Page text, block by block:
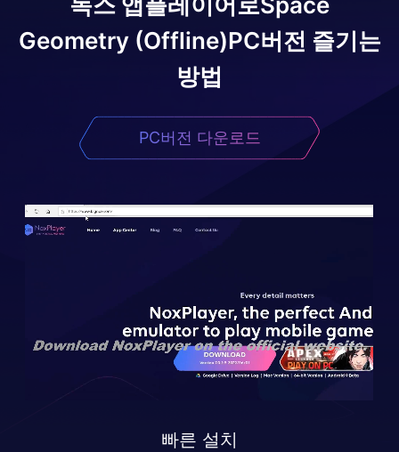
Geometry (Offline)PC버전 즐기는
방법
PC버전 다운로드
빠른 설치